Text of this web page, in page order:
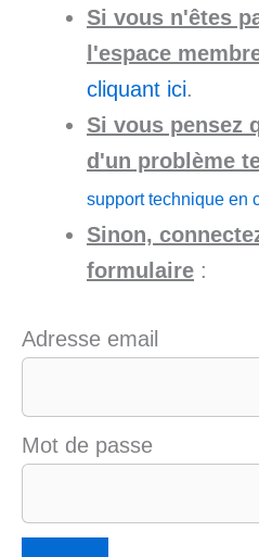
Si vous n'êtes
l'espace
cliquant ici.
Si vous pensez
d'un problème
support technique en
Sinon,
formulaire :
Adresse email
Mot de passe